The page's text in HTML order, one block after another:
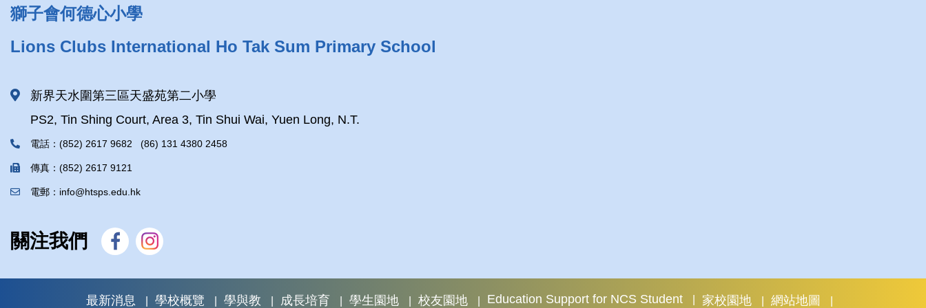
獅子會何德心小學
Lions Clubs International Ho Tak Sum Primary School
新界天水圍第三區天盛苑第二小學
PS2, Tin Shing Court, Area 3, Tin Shui Wai, Yuen Long, N.T.
電話：(852) 2617 9682 (86) 131 4380 2458
傳真：(852) 2617 9121
電郵：info@htsps.edu.hk
關注我們
最新消息 學校概覽 學與教 成長培育 學生園地 校友園地 Education Support for NCS Student 家校園地 網站地圖